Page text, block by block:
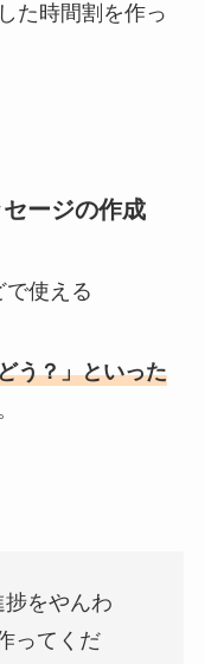
た時間割を作っ
ージの作成
使える
う？」といった
捗をやんわ
ってくだ